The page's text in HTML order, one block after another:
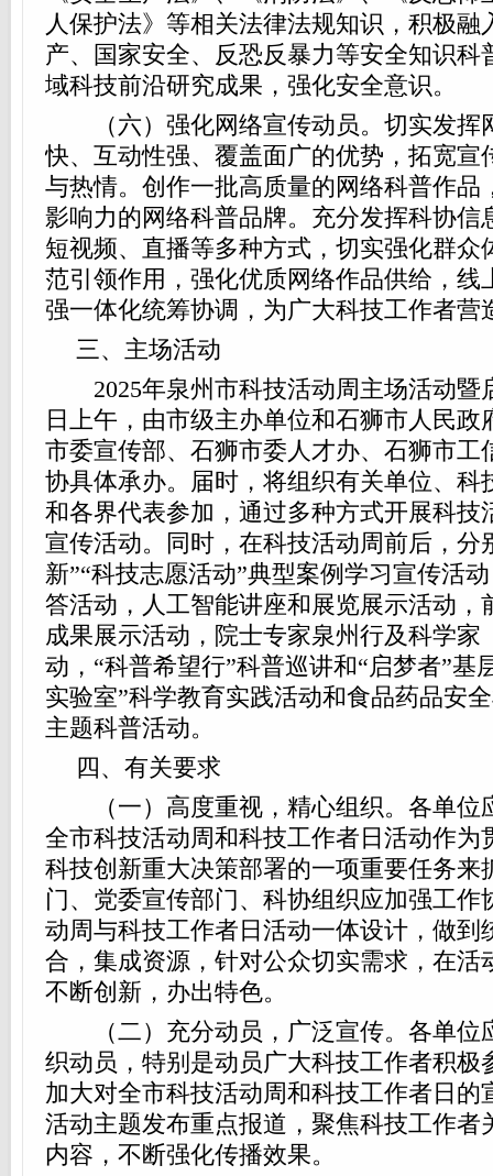
人保护法》等相关法律法规知识，积极融
产、国家安全、反恐反暴力等安全知识科
域科技前沿研究成果，强化安全意识。
（六）强化网络宣传动员。切实发挥
快、互动性强、覆盖面广的优势，拓宽宣
与热情。创作一批高质量的网络科普作品
影响力的网络科普品牌。充分发挥科协信
短视频、直播等多种方式，切实强化群众
范引领作用，强化优质网络作品供给，线
强一体化统筹协调，为广大科技工作者营
三、主场活动
2025年泉州市科技活动周主场活动暨
日上午，由市级主办单位和石狮市人民政
市委宣传部、石狮市委人才办、石狮市工
协具体承办。届时，将组织有关单位、科
和各界代表参加，通过多种方式开展科技
宣传活动。同时，在科技活动周前后，分
新”“科技志愿活动”典型案例学习宣传活
答活动，人工智能讲座和展览展示活动，
成果展示活动，院士专家泉州行及科学家
动，“科普希望行”科普巡讲和“启梦者”基
实验室”科学教育实践活动和食品药品安
主题科普活动。
四、有关要求
（一）高度重视，精心组织。各单位
全市科技活动周和科技工作者日活动作为
科技创新重大决策部署的一项重要任务来
门、党委宣传部门、科协组织应加强工作
动周与科技工作者日活动一体设计，做到
合，集成资源，针对公众切实需求，在活
不断创新，办出特色。
（二）充分动员，广泛宣传。各单位
织动员，特别是动员广大科技工作者积极
加大对全市科技活动周和科技工作者日的
活动主题发布重点报道，聚焦科技工作者
内容，不断强化传播效果。